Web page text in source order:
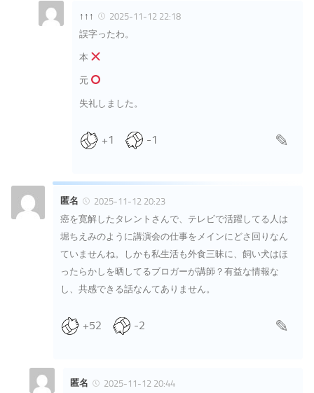
↑↑↑
2025-11-12 22:18
誤字ったわ。
本
元
失礼しました。
+1 -1
匿名
2025-11-12 20:23
癌を寛解したタレントさんで、テレビで活躍してる人は
堀ちえみのように講演会の仕事をメインにどさ回りなん
ていませんね。しかも私生活も外食三昧に、飼い犬はほ
ったらかしを晒してるブロガーが講師？有益な情報な
し、共感できる話なんてありません。
+52 -2
匿名
2025-11-12 20:44